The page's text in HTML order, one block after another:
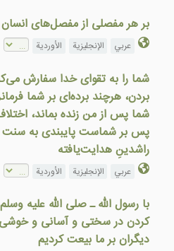
بر هر مفصلی از مفصل‌های
عربي الإنجليزية الأوردية
شما را به تقوای خدا سفارش
بردن، هرچند برده‌ای بر شما
شما پس از من زنده بماند،
پس بر شماست پایبندی به
راشدینِ هدایت‌یافته
عربي الإنجليزية الأوردية
با رسول الله ـ صلی الله علیه
کردن در سختی و آسانی و
دیگران بر ما بیعت کردیم